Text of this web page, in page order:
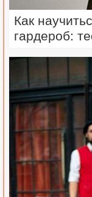
Как
гардероб: